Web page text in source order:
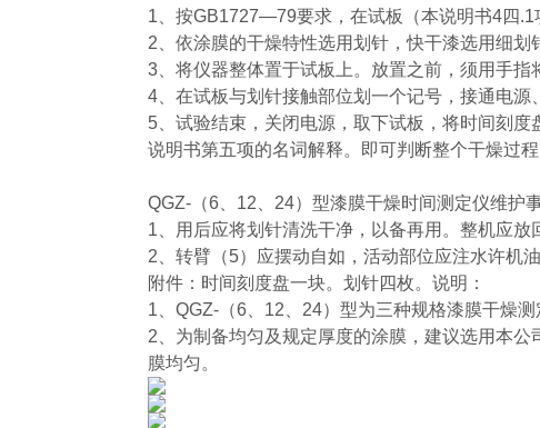
1、按GB1727—79要求，在试板（本说明书4四.1
2、依涂膜的干燥特性选用划针，快干漆选用细划
3、将仪器整体置于试板上。放置之前，须用手指
4、在试板与划针接触部位划一个记号，接通电源
5、试验结束，关闭电源，取下试板，将时间刻
说明书第五项的名词解释。即可判断整个干燥过程
QGZ-（6、12、24）型漆膜干燥时间测定仪维护事
1、用后应将划针清洗干净，以备再用。整机应放
2、转臂（5）应摆动自如，活动部位应注水许机油
附件：时间刻度盘一块。划针四枚。说明：
1、QGZ-（6、12、24）型为三种规格漆膜干燥测
2、为制备均匀及规定厚度的涂膜，建议选用本
膜均匀。